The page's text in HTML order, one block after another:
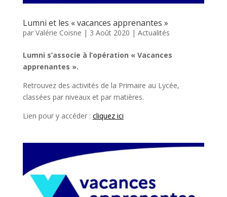
Lumni et les « vacances apprenantes »
par Valérie Coisne | 3 Août 2020 | Actualités
Lumni s’associe à l’opération « Vacances
apprenantes ».
Retrouvez des activités de la Primaire au Lycée,
classées par niveaux et par matières.
Lien pour y accéder : cliquez ici